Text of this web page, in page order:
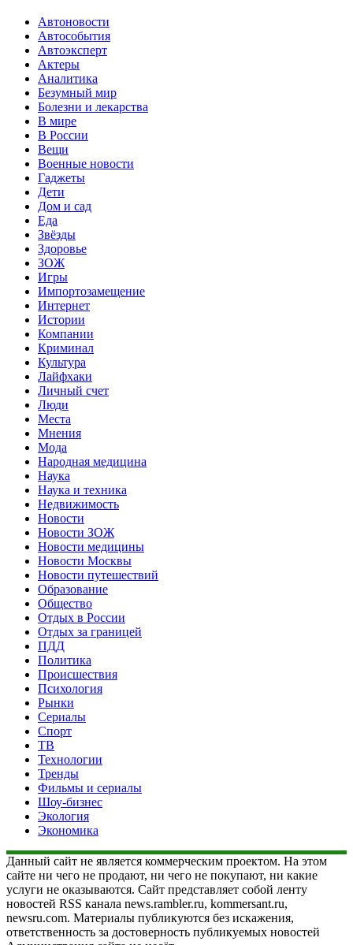
Автоновости
Автособытия
Автоэксперт
Актеры
Аналитика
Безумный мир
Болезни и лекарства
В мире
В России
Вещи
Военные новости
Гаджеты
Дети
Дом и сад
Еда
Звёзды
Здоровье
ЗОЖ
Игры
Импортозамещение
Интернет
Истории
Компании
Криминал
Культура
Лайфхаки
Личный счет
Люди
Места
Мнения
Мода
Народная медицина
Наука
Наука и техника
Недвижимость
Новости
Новости ЗОЖ
Новости медицины
Новости Москвы
Новости путешествий
Образование
Общество
Отдых в России
Отдых за границей
ПДД
Политика
Происшествия
Психология
Рынки
Сериалы
Спорт
ТВ
Технологии
Тренды
Фильмы и сериалы
Шоу-бизнес
Экология
Экономика
Данный сайт не является коммерческим проектом. На этом
сайте ни чего не продают, ни чего не покупают, ни какие
услуги не оказываются. Сайт представляет собой ленту
новостей RSS канала news.rambler.ru, kommersant.ru,
newsru.com. Материалы публикуются без искажения,
ответственность за достоверность публикуемых новостей